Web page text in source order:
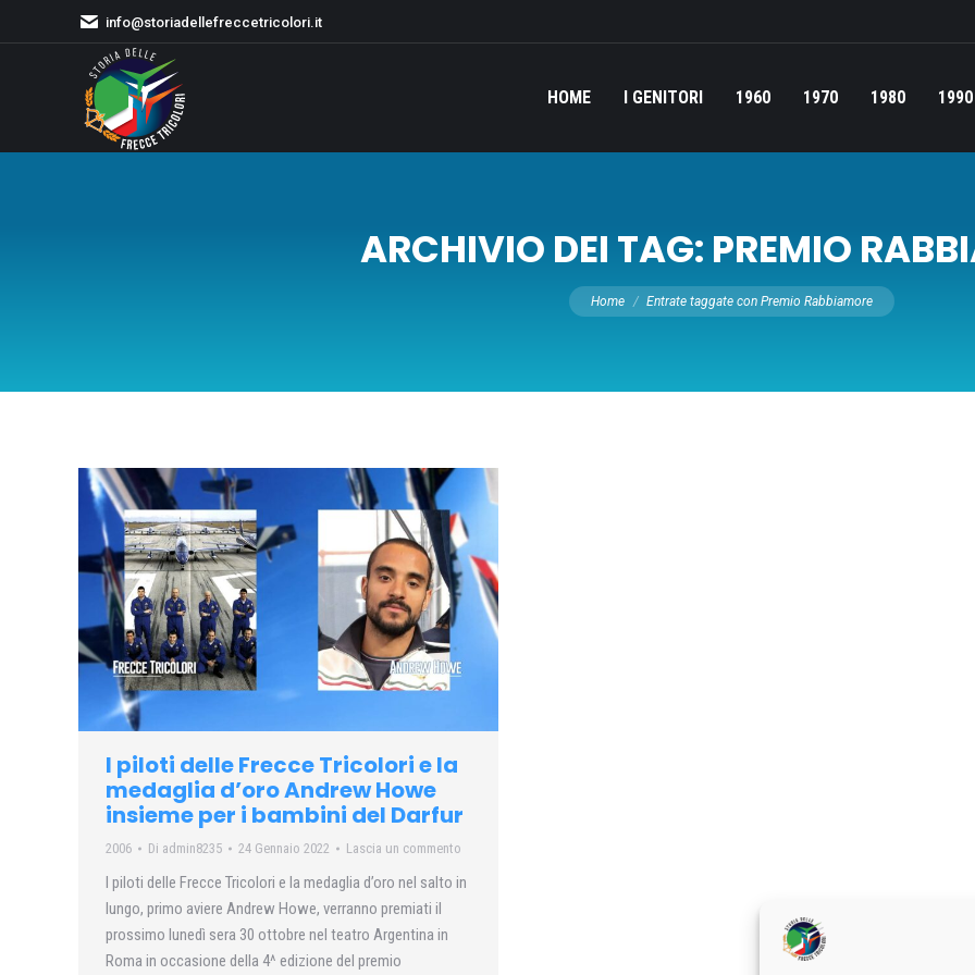
info@storiadellefreccetricolori.it
HOME I GENITORI 1960 1970 1980 1990
ARCHIVIO DEI TAG: PREMIO
Tu sei qui:
Home Entrate taggate con Premio Rabbiamore
I piloti delle Frecce Tricolori e la
medaglia d’oro Andrew Howe
insieme per i bambini del Darfur
2006 Di admin8235 24 Gennaio 2022 Lascia un commento
I piloti delle Frecce Tricolori e la medaglia d’oro nel salto in
lungo, primo aviere Andrew Howe, verranno premiati il
prossimo lunedì sera 30 ottobre nel teatro Argentina in
Roma in occasione della 4^ edizione del premio